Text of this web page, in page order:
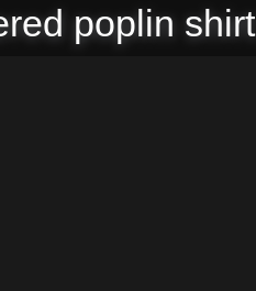
poplin shirt